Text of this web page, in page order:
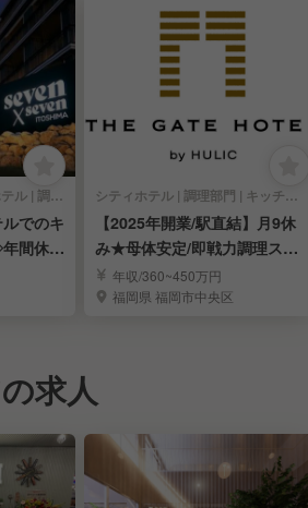
リゾートホテル, シティホテル | 調理部門 | キッチンスタッフ
ルでのキ
間休日
シティホテル | 調理部門 | キッチンスタッフ
【2025年開業/駅直結】月9休
み★母体安定/即戦力調理スタ
ッフ募集！
年収/360~450万円
福岡県 福岡市中央区
求人